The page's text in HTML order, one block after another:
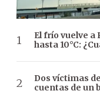
El frío vuelve a
hasta 10°C:
Dos víctimas
cuentas de un